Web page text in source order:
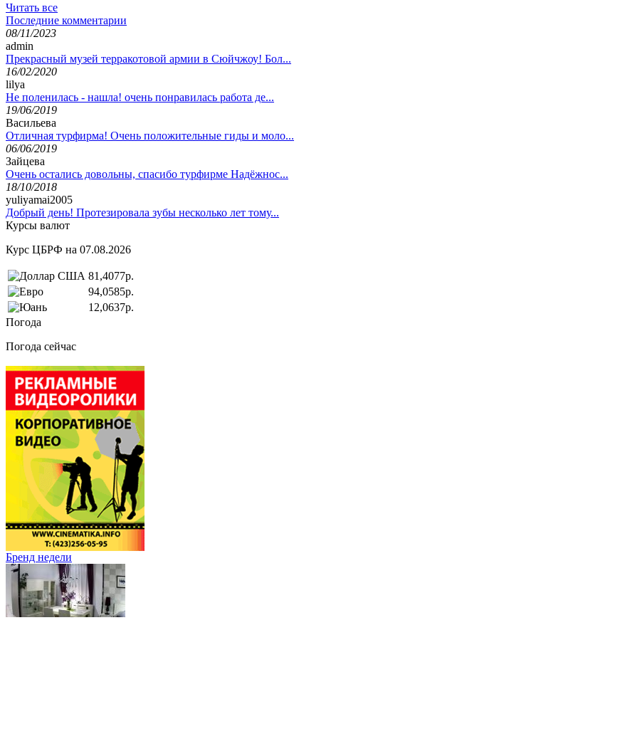
Читать все
Последние комментарии
08/11/2023
admin
Прекрасный музей терракотовой армии в Сюйчжоу! Бол...
16/02/2020
lilya
Не поленилась - нашла! очень понравилась работа де...
19/06/2019
Васильева
Отличная турфирма! Очень положительные гиды и моло...
06/06/2019
Зайцева
Очень остались довольны, спасибо турфирме Надёжнос...
18/10/2018
yuliyamai2005
Добрый день! Протезировала зубы несколько лет тому...
Курсы валют
Курс ЦБРФ на 07.08.2026
81,4077р.
94,0585р.
12,0637р.
Погода
Погода сейчас
Бренд недели